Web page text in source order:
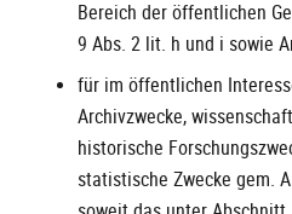
Bereich der öffentlichen
9 Abs. 2 lit. h und i sowie
für im öffentlichen
Archivzwecke,
historische
statistische Zwecke gem.